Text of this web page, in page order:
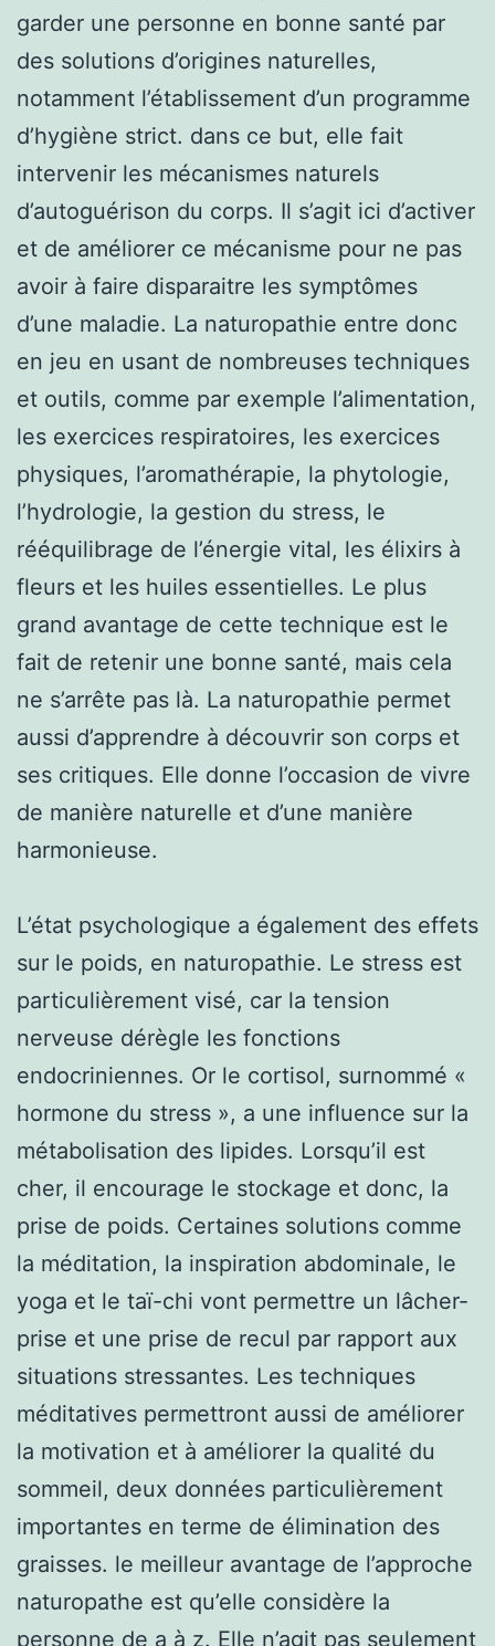
garder une personne en bonne santé par
des solutions d’origines naturelles,
notamment l’établissement d’un programme
d’hygiène strict. dans ce but, elle fait
intervenir les mécanismes naturels
d’autoguérison du corps. Il s’agit ici d’activer
et de améliorer ce mécanisme pour ne pas
avoir à faire disparaitre les symptômes
d’une maladie. La naturopathie entre donc
en jeu en usant de nombreuses techniques
et outils, comme par exemple l’alimentation,
les exercices respiratoires, les exercices
physiques, l’aromathérapie, la phytologie,
l’hydrologie, la gestion du stress, le
rééquilibrage de l’énergie vital, les élixirs à
fleurs et les huiles essentielles. Le plus
grand avantage de cette technique est le
fait de retenir une bonne santé, mais cela
ne s’arrête pas là. La naturopathie permet
aussi d’apprendre à découvrir son corps et
ses critiques. Elle donne l’occasion de vivre
de manière naturelle et d’une manière
harmonieuse.
L’état psychologique a également des effets
sur le poids, en naturopathie. Le stress est
particulièrement visé, car la tension
nerveuse dérègle les fonctions
endocriniennes. Or le cortisol, surnommé «
hormone du stress », a une influence sur la
métabolisation des lipides. Lorsqu’il est
cher, il encourage le stockage et donc, la
prise de poids. Certaines solutions comme
la méditation, la inspiration abdominale, le
yoga et le taï-chi vont permettre un lâcher-
prise et une prise de recul par rapport aux
situations stressantes. Les techniques
méditatives permettront aussi de améliorer
la motivation et à améliorer la qualité du
sommeil, deux données particulièrement
importantes en terme de élimination des
graisses. le meilleur avantage de l’approche
naturopathe est qu’elle considère la
personne de a à z. Elle n’agit pas seulement